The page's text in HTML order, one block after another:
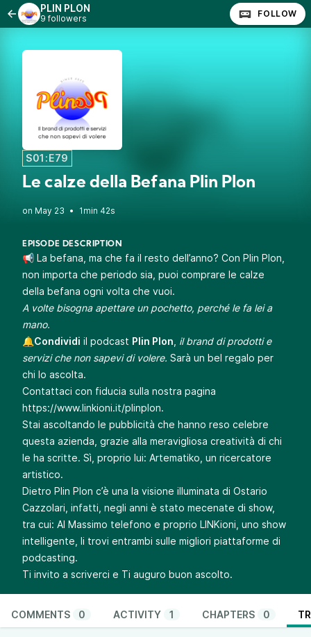
PLIN PLON
9 followers FOLLOW
S01:E79
Le calze della Befana Plin Plon
• 1min 42s
EPISODE DESCRIPTION
📢 La befana, ma che fa il resto dell’anno? Con Plin Plon,
non importa che periodo sia, puoi comprare le calze
della befana ogni volta che vuoi.
A volte bisogna apettare un pochetto, perché le fa lei a
mano.
🔔Condividi il podcast Plin Plon il brand di prodotti e
servizi che non sapevi di volere. Sarà un bel regalo per
chi lo ascolta.
Contattaci con fiducia sulla nostra pagina
https://www.linkioni.it/plinplon.
Stai ascoltando le pubblicità che hanno reso celebre
questa azienda, grazie alla meravigliosa creatività di chi
le ha scritte. Sì, proprio lui: Artematiko, un ricercatore
artistico.
Dietro Plin Plon c’è una la visione illuminata di Ostario
Cazzolari, infatti, negli anni è stato mecenate di show,
tra cui: Al Massimo telefono e proprio LINKioni, uno show
intelligente, li trovi entrambi sulle migliori piattaforme di
podcasting.
Ti invito a scriverci e Ti auguro buon ascolto.
COMMENTS 0 ACTIVITY 1 CHAPTERS 0